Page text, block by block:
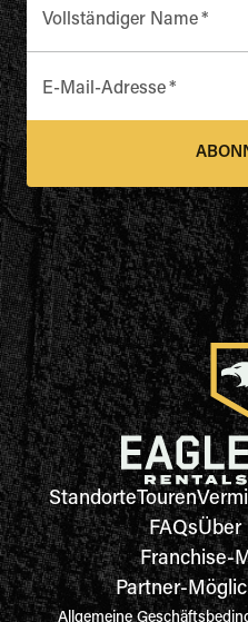
Vollständiger Name*
E-Mail-Adresse*
StandorteTouren
FAQsÜber
Franchise-
Partner-
Allgemeine